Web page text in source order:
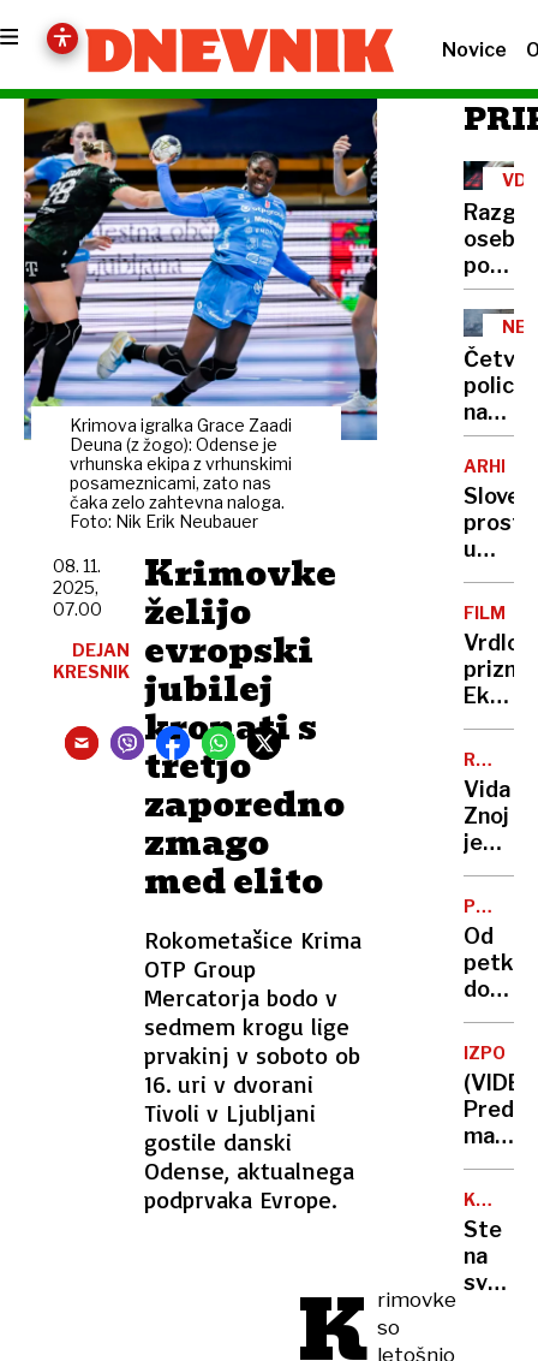
Novice
Krimova igralka Grace Zaadi
Deuna (z žogo): Odense je
vrhunska ekipa z vrhunskimi
posameznicami, zato nas
čaka zelo zahtevna naloga.
Foto: Nik Erik Neubauer
Krimovke
želijo
evropski
jubilej
kronati s
tretjo
zaporedno
zmago
med elito
Rokometašice Krima
OTP Group
Mercatorja bodo v
sedmem krogu lige
prvakinj v soboto ob
16. uri v dvorani
Tivoli v Ljubljani
gostile danski
Odense, aktualnega
podprvaka Evrope.
08. 11.
2025,
07.00
DEJAN
KRESNIK
K rimovke
so
letošnjo
osebni
na
klopi
zaradi
grozi
FILM
Ekrana
za
delo
Vida
Znoj
je
ne
TEDNA
Od
petka
do
petka:
muc
kupid
in
s
polnim
Pred
mašo
legel
k
nato
šel k
oltarju
Ste
na
svoji